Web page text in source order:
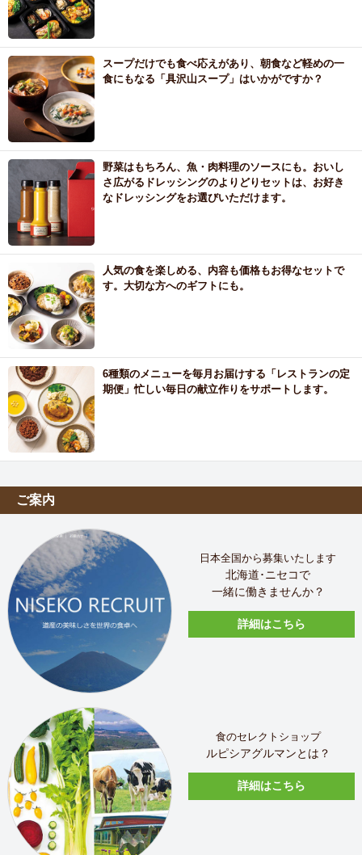
スープだけでも食べ応えがあり、朝食など軽めの一
食にもなる「具沢山スープ」はいかがですか？
野菜はもちろん、魚・肉料理のソースにも。おいし
さ広がるドレッシングのよりどりセットは、お好き
なドレッシングをお選びいただけます。
人気の食を楽しめる、内容も価格もお得なセットで
す。大切な方へのギフトにも。
6種類のメニューを毎月お届けする「レストランの定
期便」忙しい毎日の献立作りをサポートします。
ご案内
日本全国から募集いたします
北海道･ニセコで
一緒に働きませんか？
詳細はこちら
食のセレクトショップ
ルピシアグルマンとは？
詳細はこちら